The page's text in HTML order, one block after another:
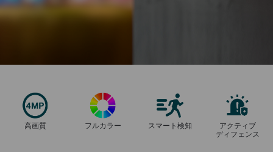
高画質 フルカラー スマート検知
アクティブ
ディフェンス